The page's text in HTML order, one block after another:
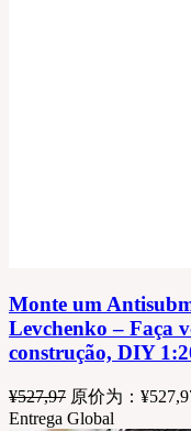
Monte um
Levchenko – Faça
construção, DIY
¥527,97 原价为：
Entrega Global